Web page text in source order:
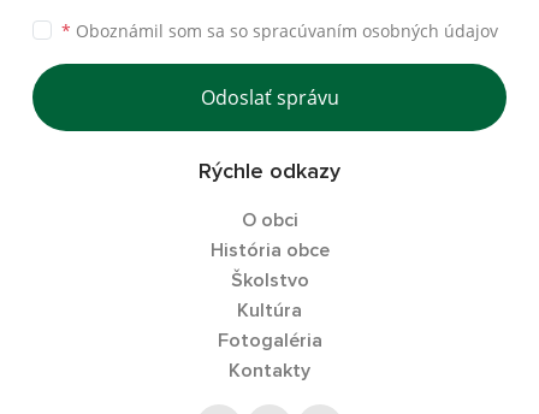
* Oboznámil som sa so spracúvaním osobných údajov
Odoslať správu
Rýchle odkazy
O obci
História obce
Školstvo
Kultúra
Fotogaléria
Kontakty